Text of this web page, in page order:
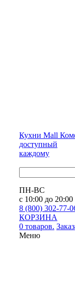
Кухни Mall
доступный
каждому
ПН-ВС
с 10:00 до 20:00
8 (800) 302-77-
КОРЗИНА
0 товаров.
Меню